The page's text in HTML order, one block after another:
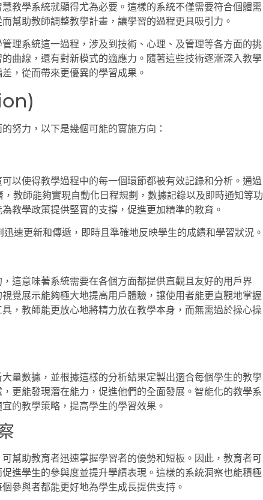
教學系統就顯得尤為必要。這樣的系統不僅需要符合個體需
幫助教師調整教學計畫，讓學習的過程更具吸引力。
理系統這一過程，涉及到技術、心理、及管理等各方面的挑
曲線，還有對新模式的適應力。隨著這些技術逐漸深入教學
，從而帶來更優異的學習成果。
努力，以下是幾個可能的實施方向：
以使得教學過程中的每一個環節都被有效記錄和分析。通過
教師能夠實現自動化日程規劃，數據記錄以及即時通知等功
教學政策提供堅實的支撐，促進更加精準的教育。
速更新和傳遞，即時且準確地反映學生的成績和學習狀況。
這意味著系統需要在各個方面都提供直觀且友好的用戶界
覺展示能夠極大地提高用戶體驗，讓使用者能更直觀地掌握
，教師能更放心地將精力放在教學本身，而無需過於操心操
量數據，並根據這樣的分析結果定製出適合每個學生的教學
更能發現潛在能力，促進他們的全面發展。智能化的教學系
的教學策略，提高學生的學習效果。
幫助教育者迅速掌握學習者的優勢和短板。因此，教育者可
進學生的參與度並提升學績表現。這樣的系統洞察也能積極
參與者都能更好地為學生成長提供支持。